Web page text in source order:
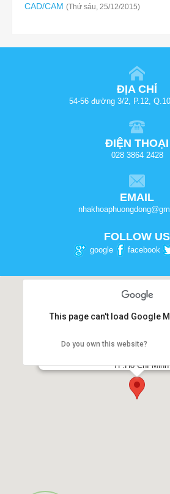
CAD/CAM (Thứ sáu, 25/12/2015)
ĐỊA CHỈ
54-56 đường 3/2, P.12,
ĐIỆN THOẠI
028 3864 2428
EMAIL
FOLLOW US
google facebook
NHA KHOA PHƯƠNG
Số 54-56, Đường 3 tháng 2,
TP.Hồ Chí Minh
This page can't load Google
Do you own this website?